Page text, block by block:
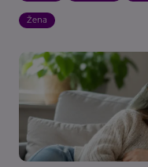
Žena